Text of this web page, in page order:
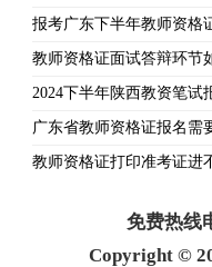
报考广东下半年教师资格
教师资格证面试答辩环节
2024下半年陕西教资笔试
广东省教师资格证报名需
教师资格证打印准考证进
免费热线
Copyright ©